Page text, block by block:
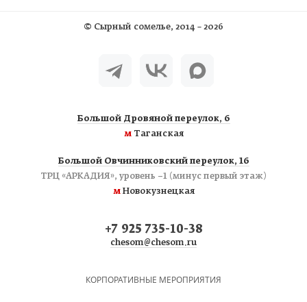
© Сырный сомелье, 2014 – 2026
Большой Дровяной переулок, 6
мТаганская
Большой Овчинниковский переулок, 16
ТРЦ «АРКАДИЯ», уровень −1 (минус первый этаж)
мНовокузнецкая
+7 925 735-10-38
chesom@chesom.ru
КОРПОРАТИВНЫЕ МЕРОПРИЯТИЯ